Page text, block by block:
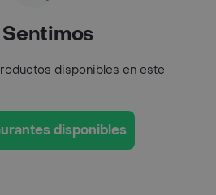
Sentimos
disponibles en este
disponibles